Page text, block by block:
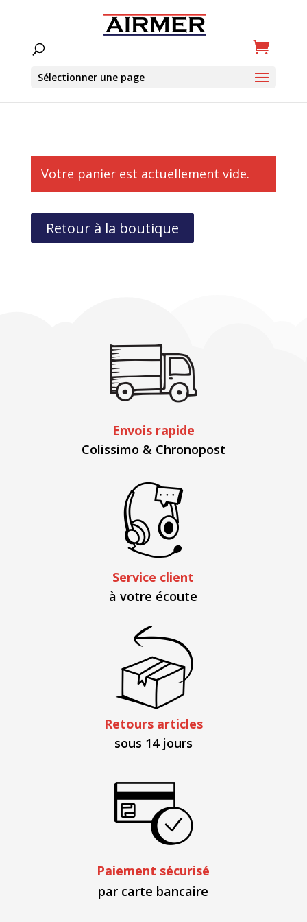
Sélectionner une page
Votre panier est actuellement vide.
Retour à la boutique
Envois rapide
Colissimo & Chronopost
Service client
à votre écoute
Retours articles
sous 14 jours
Paiement sécurisé
par carte bancaire